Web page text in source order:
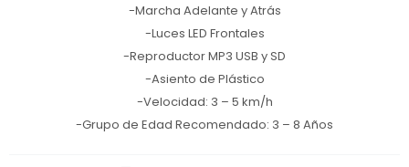
-Marcha Adelante y Atrás
-Luces LED Frontales
-Reproductor MP3 USB y SD
-Asiento de Plástico
-Velocidad: 3 – 5 km/h
-Grupo de Edad Recomendado: 3 – 8 Años